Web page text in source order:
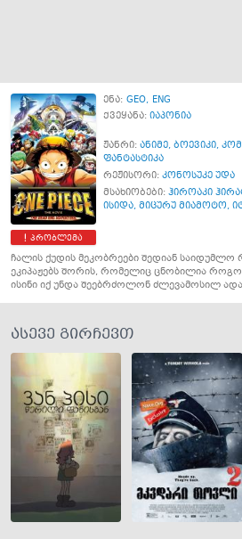
პრობლემა
ენა: GEO ENG
ქვეყანა: იაპონია
ჟანრი: ანიმე, ბოევიკი,
ფანტასტიკა
რეჟისორი: კონოსუკე უდა
მსახიობები: ჰიროაკი
ისიდა, მიცურუ მიამოტო,
ჩალის ქუდის მეკობრეები შედიან საიდუმლო
ეკიპაჟებს შორის, რომელიც ცნობილია
ისინი იქ უნდა შეებრძოლონ ძლევამოსილ
ასევე გირჩევთ